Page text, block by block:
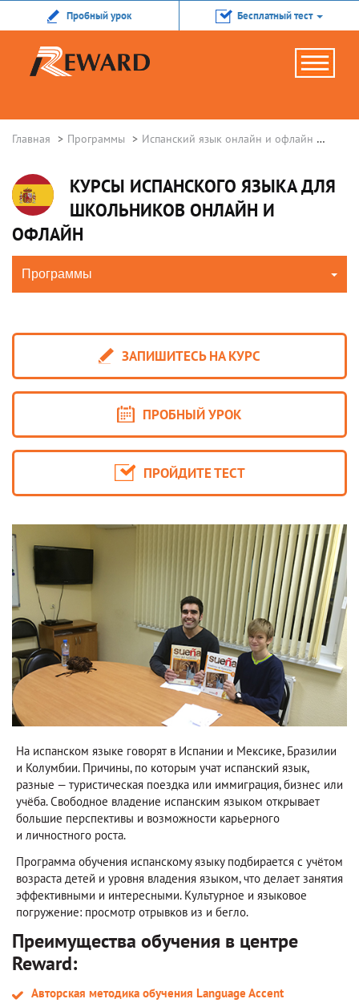
Пробный урок Бесплатный тест
Главная Программы Испанский язык онлайн и офлайн
КУРСЫ ИСПАНСКОГО ЯЗЫКА ДЛЯ
ШКОЛЬНИКОВ ОНЛАЙН И
ОФЛАЙН
Программы
ЗАПИШИТЕСЬ НА КУРС
ПРОБНЫЙ УРОК
ПРОЙДИТЕ ТЕСТ
На испанском языке говорят в Испании и Мексике, Бразилии
и Колумбии. Причины, по которым учат испанский язык,
разные — туристическая поездка или иммиграция, бизнес или
учёба. Свободное владение испанским языком открывает
большие перспективы и возможности карьерного
и личностного роста.
Программа обучения испанскому языку подбирается с учётом
возраста детей и уровня владения языком, что делает занятия
эффективными и интересными. Культурное и языковое
погружение: просмотр отрывков из и бегло.
Преимущества обучения в центре
Reward:
Авторская методика обучения Language Accent